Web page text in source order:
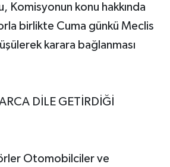
Komisyonun konu hakkında
birlikte Cuma günkü Meclis
karara bağlanması
DİLE GETİRDİĞİ
Otomobilciler ve